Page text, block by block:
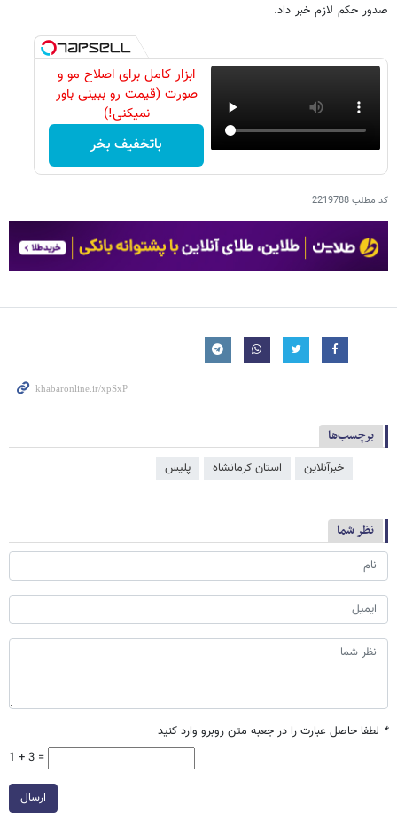
صدور حکم لازم خبر داد.
ابزار کامل برای اصلاح مو و
صورت (قیمت رو ببینی باور
نمیکنی!)
باتخفیف بخر
کد مطلب2219788
برچسب‌ها
خبرآنلاین استان کرمانشاه پلیس
نظر شما
* لطفا حاصل عبارت را در جعبه متن روبرو وارد کنید
1 + 3 =
ارسال